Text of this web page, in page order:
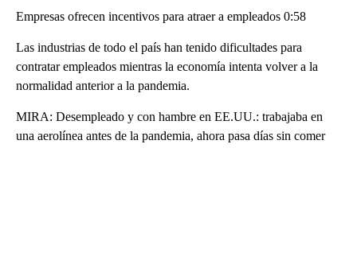
Empresas ofrecen incentivos para atraer a empleados 0:58
Las industrias de todo el país han tenido dificultades para
contratar empleados mientras la economía intenta volver a la
normalidad anterior a la pandemia.
MIRA: Desempleado y con hambre en EE.UU.: trabajaba en
una aerolínea antes de la pandemia, ahora pasa días sin comer